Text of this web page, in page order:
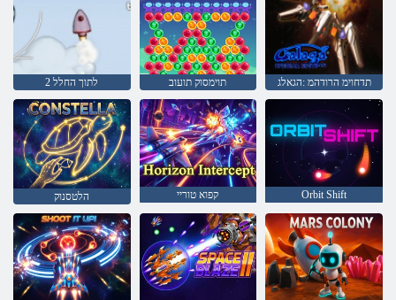
לתוך החלל 2 תוימסוק תועוב תדחוימ הרודהמ :הגאלג
הלטסנוק קפוא טוריי Orbit Shift